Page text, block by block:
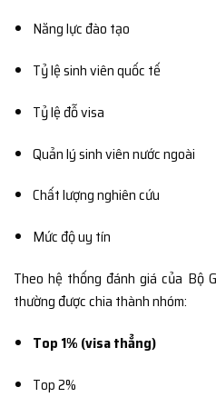
Năng lực đào tạo
Tỷ lệ sinh viên quốc tế
Tỷ lệ đỗ visa
Quản lý sinh viên nước ngoài
Chất lượng nghiên cứu
Mức độ uy tín
Theo hệ thống đánh giá của Bộ
thường được chia thành nhóm:
Top 1% (visa thẳng)
Top 2%